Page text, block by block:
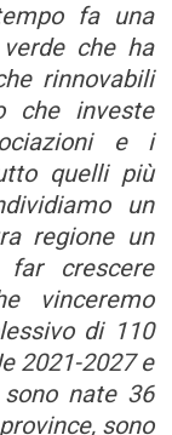
fa una
che ha
rinnovabili
che investe
e i
quelli più
un
regione un
crescere
vinceremo
di 110
2021-2027 e
nate 36
sono